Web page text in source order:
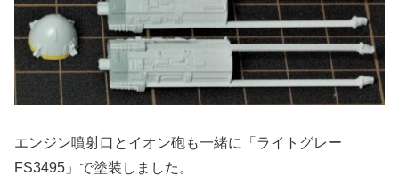
エンジン噴射口とイオン砲も一緒に「ライトグレー
FS3495」で塗装しました。